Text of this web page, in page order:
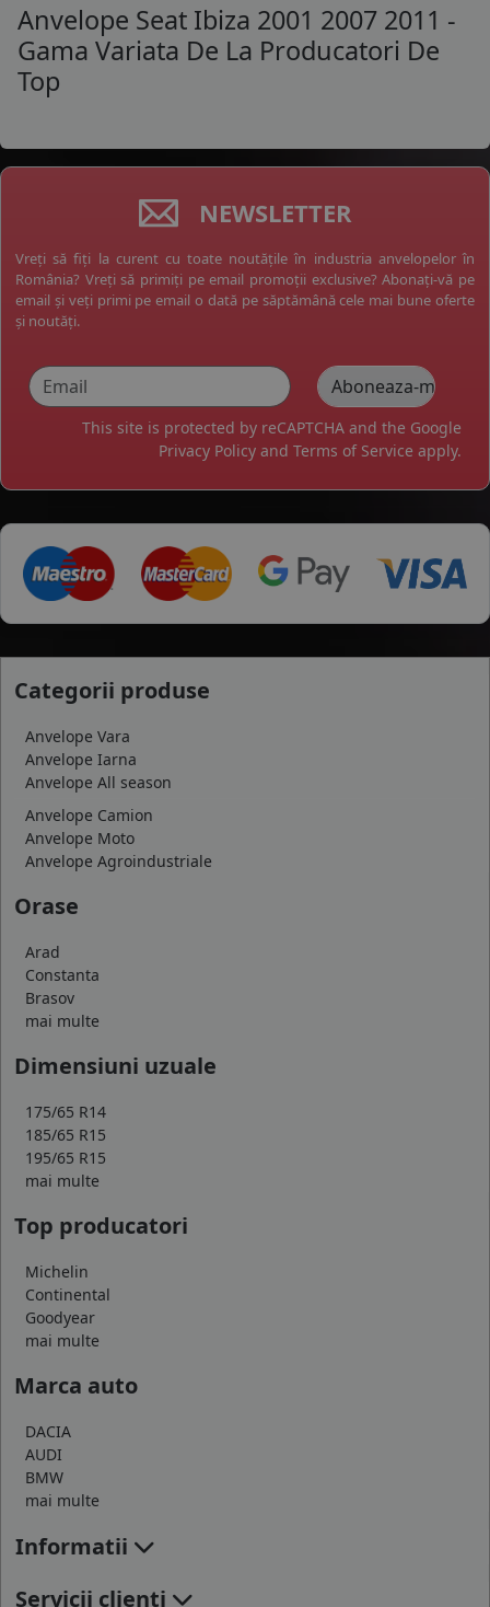
Anvelope Seat Ibiza 2001 2007 2011 -
Gama Variata De La Producatori De
Top
NEWSLETTER
Vreți să fiți la curent cu toate noutățile în industria anvelopelor în
România? Vreți să primiți pe email promoții exclusive? Abonați-vă pe
email și veți primi pe email o dată pe săptămână cele mai bune oferte
și noutăți.
This site is protected by reCAPTCHA and the Google
Privacy Policy and Terms of Service apply.
Categorii produse
Anvelope Vara
Anvelope Iarna
Anvelope All season
Anvelope Camion
Anvelope Moto
Anvelope Agroindustriale
Orase
Arad
Constanta
Brasov
mai multe
Dimensiuni uzuale
175/65 R14
185/65 R15
195/65 R15
mai multe
Top producatori
Michelin
Continental
Goodyear
mai multe
Marca auto
DACIA
AUDI
BMW
mai multe
Informatii
Servicii clienti